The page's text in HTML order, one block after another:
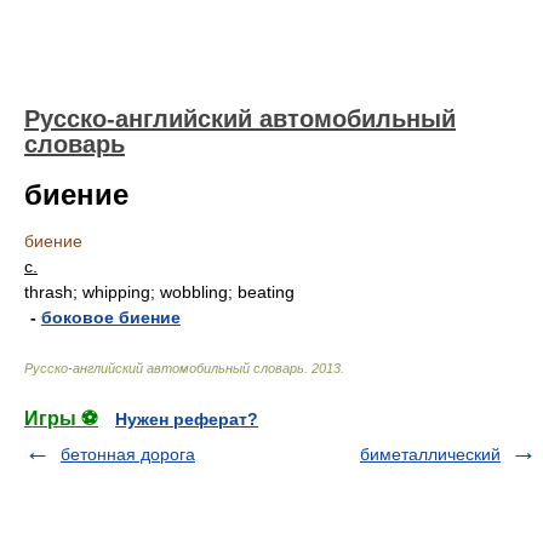
Русско-английский автомобильный
словарь
биение
биение
с.
thrash; whipping; wobbling; beating
- боковое биение
Русско-английский автомобильный словарь 2013
Игры ⚽
Нужен реферат?
бетонная дорога
биметаллический